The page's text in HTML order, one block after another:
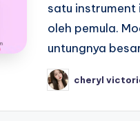
satu
oleh pemula.
untungnya
Posted
by
cheryl